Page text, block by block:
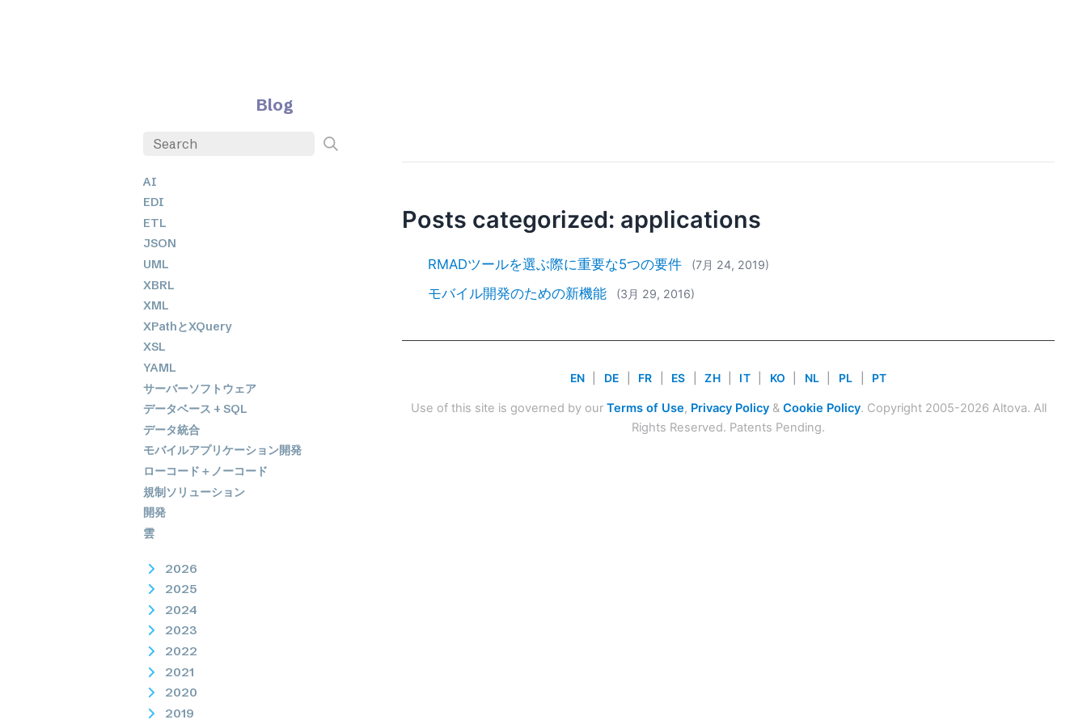
Blog
AI
EDI
ETL
JSON
UML
XBRL
XML
XPathとXQuery
XSL
YAML
サーバーソフトウェア
データベース + SQL
データ統合
モバイルアプリケーション開発
ローコード＋ノーコード
規制ソリューション
開発
雲
2026
2025
2024
2023
2022
2021
2020
2019
Posts categorized: applications
RMADツールを選ぶ際に重要な5つの要件 (7月 24, 2019)
モバイル開発のための新機能 (3月 29, 2016)
EN DE FR ES ZH IT KO NL PL PT
Use of this site is governed by our Terms of Use, Privacy Policy& Cookie Policy. Copyright 2005-2026 Altova. All
Rights Reserved. Patents Pending.